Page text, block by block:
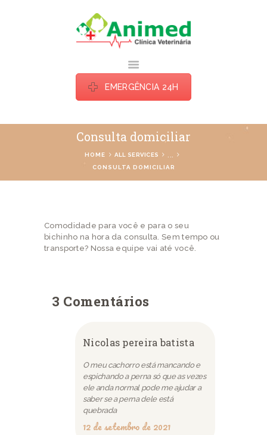
EMERGÊNCIA 24H
Consulta domiciliar
HOME ALL SERVICES ...
CONSULTA DOMICILIAR
ANIMED TATUI
merece.
HOME
ESPECIALIDADES
SOBRE
Comodidade para você e para o seu
bichinho na hora da consulta. Sem tempo ou
transporte? Nossa equipe vai até você.
3 Comentários
Nicolas pereira batista
O meu cachorro está mancando e
espichando a perna só que as vezes
ele anda normal pode me ajudar a
saber se a perna dele está
quebrada
12 de setembro de 2021